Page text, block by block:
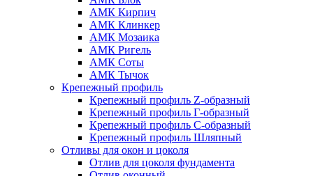
АМК Кирпич
АМК Клинкер
АМК Мозаика
АМК Ригель
АМК Соты
АМК Тычок
Крепежный профиль
Крепежный профиль Z-образный
Крепежный профиль Г-образный
Крепежный профиль С-образный
Крепежный профиль Шляпный
Отливы для окон и цоколя
Отлив для цоколя фундамента